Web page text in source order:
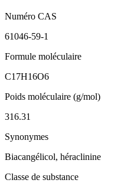
Numéro CAS
61046-59-1
Formule moléculaire
C17H16O6
Poids moléculaire (g/mol)
316.31
Synonymes
Biacangélicol, héraclinine
Classe de substance